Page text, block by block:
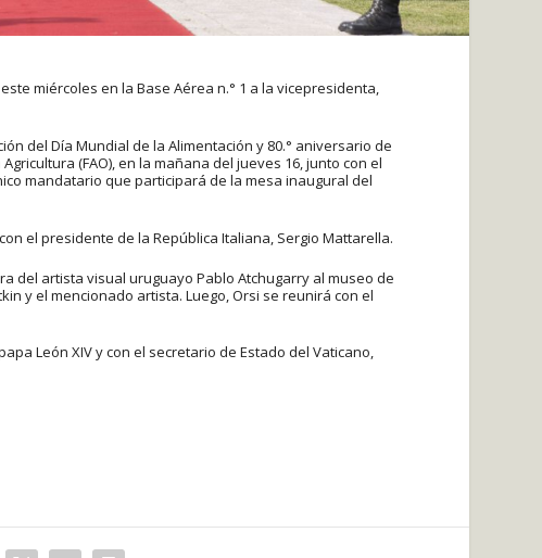
miércoles en la Base Aérea n.° 1 a la vicepresidenta,
del Día Mundial de la Alimentación y 80.° aniversario de
(FAO), en la mañana del jueves 16, junto con el
mandatario que participará de la mesa inaugural del
el presidente de la República Italiana, Sergio Mattarella.
del artista visual uruguayo Pablo Atchugarry al museo de
y el mencionado artista. Luego, Orsi se reunirá con el
León XIV y con el secretario de Estado del Vaticano,